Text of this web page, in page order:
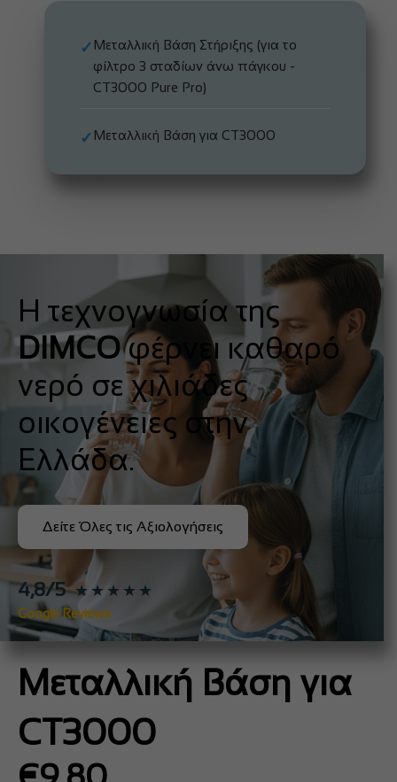
✓ Μεταλλική Βάση Στήριξης (για το
φίλτρο 3 σταδίων άνω πάγκου -
CT3000 Pure Pro)
✓ Μεταλλική Βάση για CT3000
Η τεχνογνωσία της
DIMCOφέρνει καθαρό
νερό σε χιλιάδες
οικογένειες στην
Ελλάδα.
Δείτε Όλες τις Αξιολογήσεις
4,8/5 ★★★★★
Google Reviews
Μεταλλική Βάση για
CT3000